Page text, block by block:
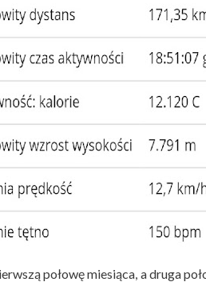
połowę miesiąca, a druga